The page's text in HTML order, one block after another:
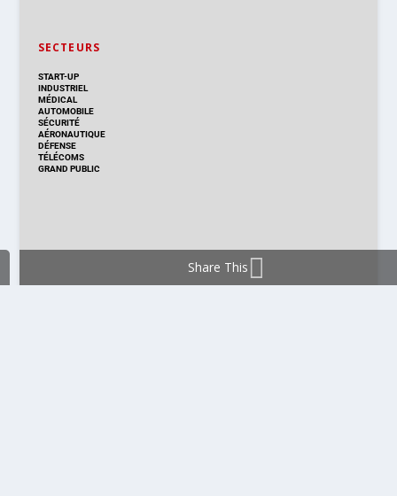
SECTEURS
START-UP
INDUSTRIEL
MÉDICAL
AUTOMOBILE
SÉCURITÉ
AÉRONAUTIQUE
DÉFENSE
TÉLÉCOMS
GRAND PUBLIC
Share This